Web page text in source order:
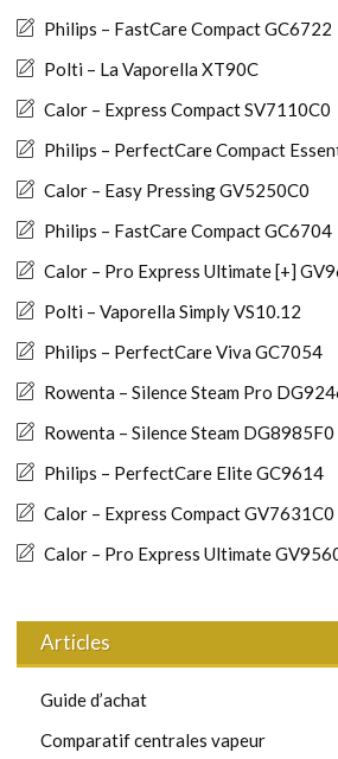
Philips – FastCare Compact GC6722
Polti – La Vaporella XT90C
Calor – Express Compact SV7110C0
Philips – PerfectCare Compact
Calor – Easy Pressing GV5250C0
Philips – FastCare Compact GC6704
Calor – Pro Express Ultimate [+]
Polti – Vaporella Simply VS10.12
Philips – PerfectCare Viva GC7054
Rowenta – Silence Steam Pro
Rowenta – Silence Steam DG8985F0
Philips – PerfectCare Elite GC9614
Calor – Express Compact GV7631C0
Calor – Pro Express Ultimate
Articles
Guide d’achat
Comparatif centrales vapeur